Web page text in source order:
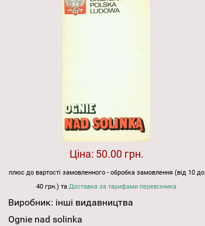
Ціна: 50.00 грн.
плюс до вартості замовленного - обробка замовлення (від 10 до
40 грн.) таДоставка за тарифами перевізника
Виробник: інші видавництва
Ognie nad solinka